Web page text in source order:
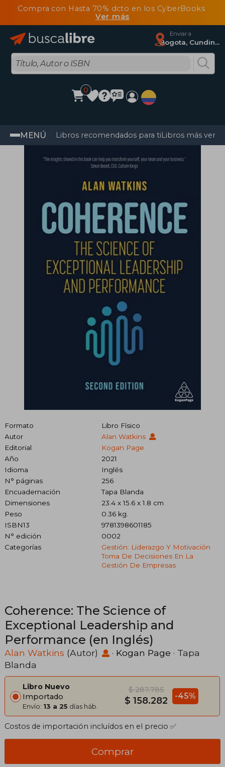
Compra con Hasta 70% dcto en los CyberBooks
Ver más
Enviar a
Bogota, Cundinamarca
0
MENÚ Libros recomendados para tiLibros más
Formato
Libro Físico
Autor
Alan Watkins
Editorial
Kogan Page
Año
2021
Idioma
Inglés
N° páginas
256
Encuadernación
Tapa Blanda
Dimensiones
23.4 x 15.6 x 1.8 cm
Peso
0.36 kg.
ISBN13
9781398601185
N° edición
0002
Categorías
Gestión: Liderazgo Y Motivación
Toma De Decisiones En La
Gestión De Empresas
Coherence: The Science of
Exceptional Leadership and
Performance (en Inglés)
Alan Watkins (Autor) · Kogan Page · Tapa
Blanda
Libro Nuevo
Importado
Envío: 13 a 25 días háb.
$ 287.785
$ 158.282 -45%
Costos de importación incluídos en el precio ✅
Comprar